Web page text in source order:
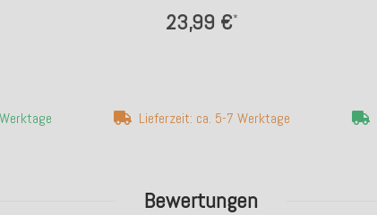
Bewertungen
23,99 €*
Lieferzeit: ca. 5-7 Werktage